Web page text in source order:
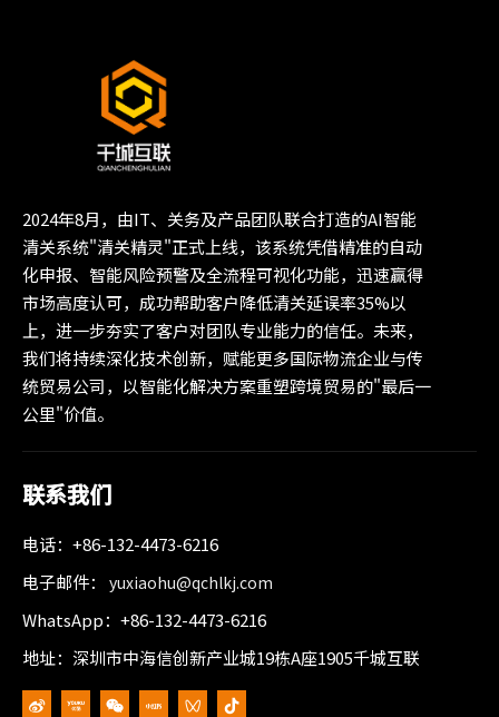
2024年8月，由IT、关务及产品团队联合打造的AI智能
清关系统"清关精灵"正式上线，该系统凭借精准的自动
化申报、智能风险预警及全流程可视化功能，迅速赢得
市场高度认可，成功帮助客户降低清关延误率35%以
上，进一步夯实了客户对团队专业能力的信任。未来，
我们将持续深化技术创新，赋能更多国际物流企业与传
统贸易公司，以智能化解决方案重塑跨境贸易的"最后一
公里"价值。
联系我们
电话：+86-132-4473-6216
电子邮件： yuxiaohu@qchlkj.com
WhatsApp：+86-132-4473-6216
地址：深圳市中海信创新产业城19栋A座1905千城互联